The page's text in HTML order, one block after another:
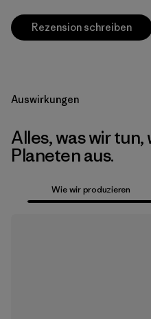
Rezension schreiben
Auswirkungen
Alles, was wir
Planeten aus.
Wie wir produzieren